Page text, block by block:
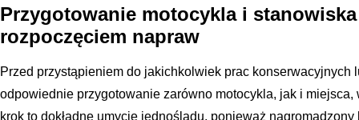
Przygotowanie motocykla i
rozpoczęciem napraw
Przed przystąpieniem do jakichkolwiek prac konserwacyjnych
odpowiednie przygotowanie zarówno motocykla, jak i miejsca,
krok to dokładne umycie jednośladu, ponieważ nagromadzony